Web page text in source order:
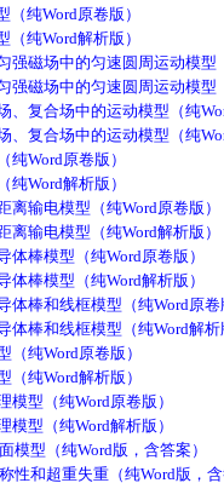
纯Word原卷版）
纯Word解析版）
磁场中的匀速圆周运动模型
磁场中的匀速圆周运动模型
复合场中的运动模型（纯
复合场中的运动模型（纯
Word原卷版）
Word解析版）
输电模型（纯Word原卷版）
输电模型（纯Word解析版）
棒模型（纯Word原卷版）
棒模型（纯Word解析版）
棒和线框模型（纯Word原卷
棒和线框模型（纯Word解析
纯Word原卷版）
纯Word解析版）
型（纯Word原卷版）
型（纯Word解析版）
型（纯Word版，含答案）
和超重失重（纯Word版，含